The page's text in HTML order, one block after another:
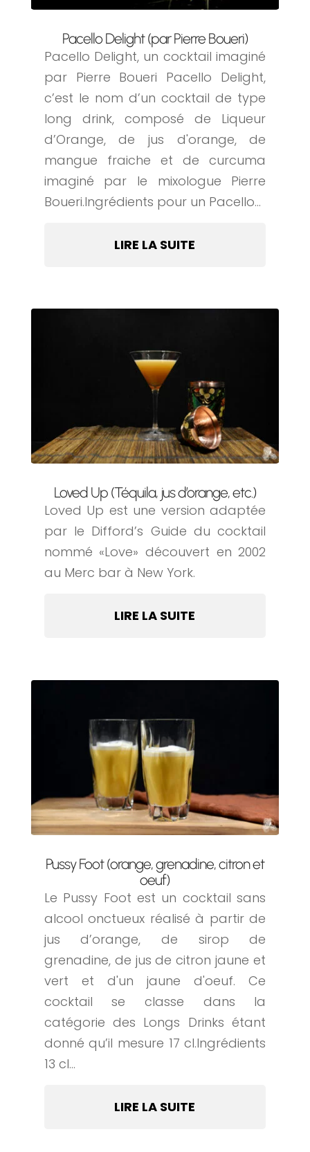
Pacello Delight (par Pierre Boueri)
Pacello Delight, un cocktail imaginé
par Pierre Boueri Pacello Delight,
c’est le nom d’un cocktail de type
long drink, composé de Liqueur
d’Orange, de jus d'orange, de
mangue fraiche et de curcuma
imaginé par le mixologue Pierre
Boueri.Ingrédients pour un Pacello...
LIRE LA SUITE
Loved Up (Téquila, jus d’orange, etc.)
Loved Up est une version adaptée
par le Difford’s Guide du cocktail
nommé «Love» découvert en 2002
au Merc bar à New York.
LIRE LA SUITE
Pussy Foot (orange, grenadine, citron et
oeuf)
Le Pussy Foot est un cocktail sans
alcool onctueux réalisé à partir de
jus d’orange, de sirop de
grenadine, de jus de citron jaune et
vert et d'un jaune d'oeuf. Ce
cocktail se classe dans la
catégorie des Longs Drinks étant
donné qu’il mesure 17 cl.Ingrédients
13 cl...
LIRE LA SUITE